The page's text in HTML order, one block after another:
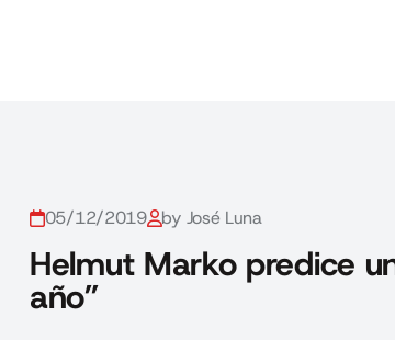
05/12/2019 by José Luna
Helmut Marko predice
año”